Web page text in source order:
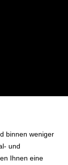
binnen weniger
und
Ihnen eine